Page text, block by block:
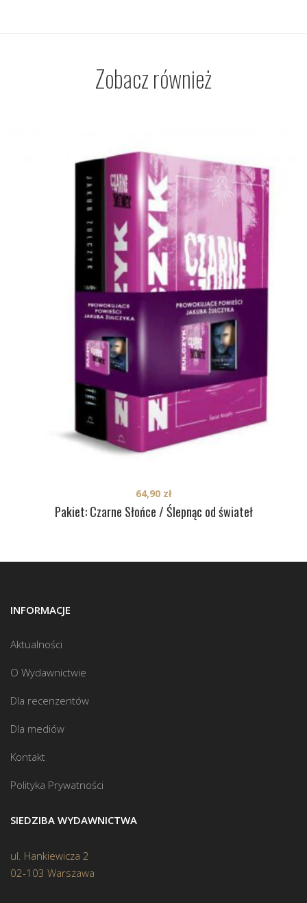
Zobacz również
Pakiet: Czarne Słońce / Ślepnąc od świateł
64,90 zł
INFORMACJE
Aktualności
O Wydawnictwie
Dla recenzentów
Dla mediów
Kontakt
Polityka Prywatności
SIEDZIBA WYDAWNICTWA
ul. Hankiewicza 2
02-103 Warszawa